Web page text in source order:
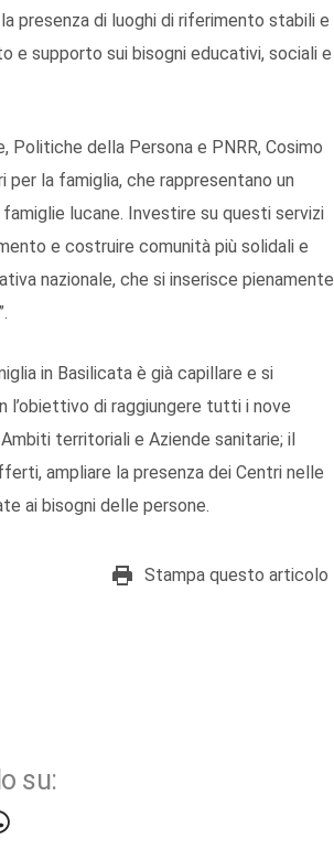
presenza di luoghi di riferimento stabili e
e supporto sui bisogni educativi, sociali e
Politiche della Persona e PNRR, Cosimo
la famiglia, che rappresentano un
lucane. Investire su questi servizi
e costruire comunità più solidali e
nazionale, che si inserisce pienamente
in Basilicata è già capillare e si
l’obiettivo di raggiungere tutti i nove
territoriali e Aziende sanitarie; il
ampliare la presenza dei Centri nelle
ai bisogni delle persone.
Stampa questo articolo
su: